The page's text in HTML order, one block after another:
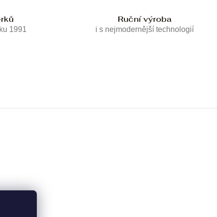
1991
Ruční výroba
i s nejmodernější technologií